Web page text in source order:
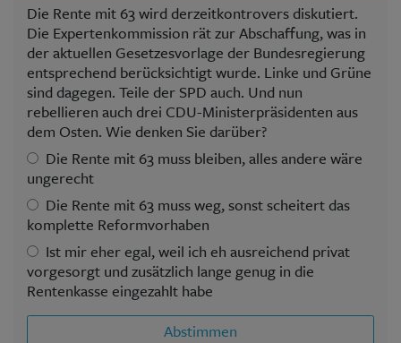
Die Rente mit 63 wird derzeitkontrovers diskutiert.
Die Expertenkommission rät zur Abschaffung, was in
der aktuellen Gesetzesvorlage der Bundesregierung
entsprechend berücksichtigt wurde. Linke und Grüne
sind dagegen. Teile der SPD auch. Und nun
rebellieren auch drei CDU-Ministerpräsidenten aus
dem Osten. Wie denken Sie darüber?
Die Rente mit 63 muss bleiben, alles andere wäre
ungerecht
Die Rente mit 63 muss weg, sonst scheitert das
komplette Reformvorhaben
Ist mir eher egal, weil ich eh ausreichend privat
vorgesorgt und zusätzlich lange genug in die
Rentenkasse eingezahlt habe
Abstimmen